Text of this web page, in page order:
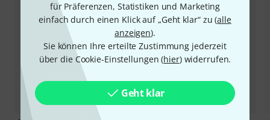
für Präferenzen, Statistiken und Marketing
einfach durch einen Klick auf „Geht klar“ zu (alle
anzeigen).
Sie können Ihre erteilte Zustimmung jederzeit
über die Cookie-Einstellungen (hier) widerrufen.
Geht klar